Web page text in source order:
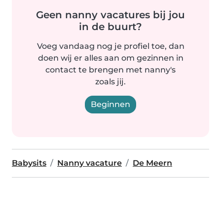
Geen nanny vacatures bij jou
in de buurt?
Voeg vandaag nog je profiel toe, dan
doen wij er alles aan om gezinnen in
contact te brengen met nanny's
zoals jij.
Beginnen
Babysits Nanny vacature De Meern